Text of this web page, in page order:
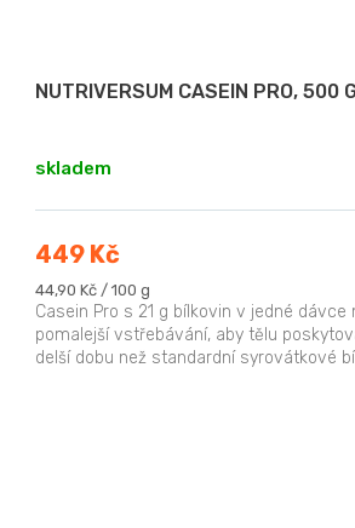
NUTRIVERSUM CASEIN PRO, 500
skladem
449 Kč
Měrná
cena:
44,90 Kč / 100 g
Casein Pro s 21 g bílkovin v jedné dávce
pomalejší vstřebávání, aby tělu
delší dobu než standardní syrovátkové